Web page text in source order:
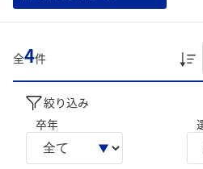
全4件
絞り込み
卒年